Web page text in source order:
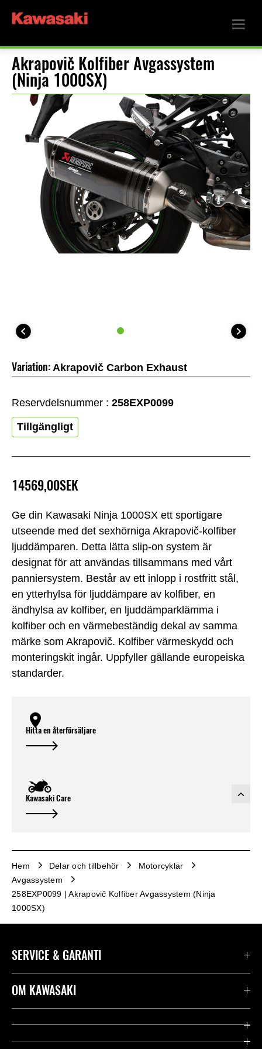
Akrapovič Kolfiber Avgassystem
(Ninja 1000SX)
Ge din Kawasaki Ninja 1000SX ett sportigare
utseende med det sexhörniga Akrapovič-kolfiber
ljuddämparen. Detta lätta slip-on system är
designat för att användas tillsammans med vårt
panniersystem. Består av ett inlopp i rostfritt stål,
en ytterhylsa för ljuddämpare av kolfiber, en
ändhylsa av kolfiber, en ljuddämparklämma i
kolfiber och en värmebeständig dekal av samma
märke som Akrapovič. Kolfiber värmeskydd och
monteringskit ingår. Uppfyller gällande europeiska
standarder.
14569,00SEK
Variation: Akrapovič Carbon Exhaust
Reservdelsnummer : 258EXP0099
Tillgängligt
Hitta en återförsäljare
Kawasaki Care
Hem Delar och tillbehör
Motorcyklar
Avgassystem
258EXP0099 | Akrapovič Kolfiber Avgassystem (Ninja
1000SX)
SERVICE & GARANTI
Kontakta oss
Användbara länkar
OM KAWASAKI
Företag